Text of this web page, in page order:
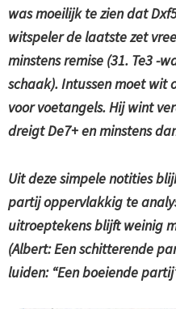
was moeilijk te zien dat
witspeler de laatste zet
minstens remise (31. Te3 -
schaak). Intussen moet wit
voor voetangels. Hij wint
dreigt De7+ en minstens
Uit deze simpele notities
partij oppervlakkig te
uitroeptekens blijft weinig
(Albert: Een schitterende
luiden: “Een boeiende